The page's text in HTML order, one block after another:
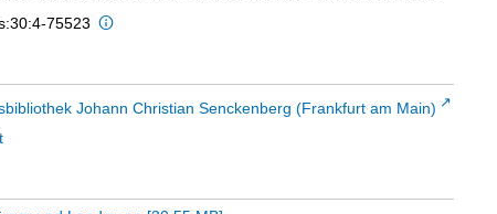
75523
Johann Christian Senckenberg (Frankfurt am Main)